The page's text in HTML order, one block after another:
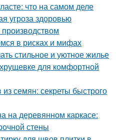
что на самом деле
угроза здоровью
в рисках и мифах
стильное и уютное жилье
для комфортной
семян: секреты быстрого
на деревянном каркасе:
стены